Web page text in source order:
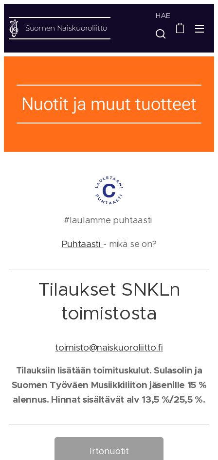
Suomen Naiskuoroliitto
HAE
Nuotit ja muut tuotteet
#laulamme puhtaasti
Puhtaasti - mikä se on?
Tilaukset SNKLn
toimistosta
toimisto@naiskuoroliitto.fi
Tilauksiin lisätään toimituskulut.Sulasolin ja
Suomen Työväen Musiikkiliiton jäsenille 15 %
alennus. Hinnat sisältävät alv 13,5 %/25,5 %.
Irtonuotit